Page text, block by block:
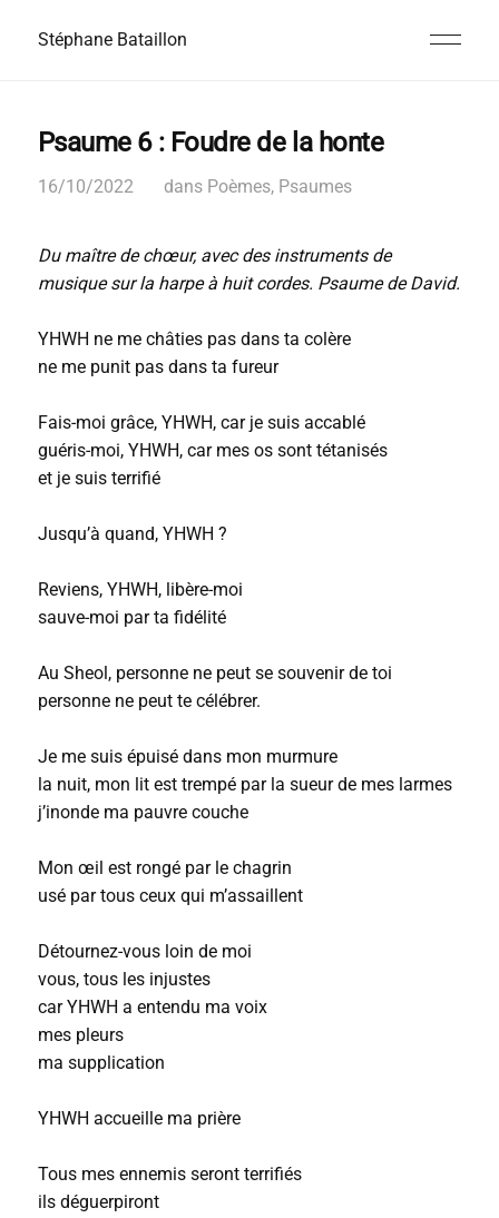
Stéphane Bataillon
Psaume 6 : Foudre de la honte
16/10/2022 dans Poèmes, Psaumes
Du maître de chœur, avec des instruments de
musique sur la harpe à huit cordes. Psaume de David.
YHWH ne me châties pas dans ta colère
ne me punit pas dans ta fureur
Fais-moi grâce, YHWH, car je suis accablé
guéris-moi, YHWH, car mes os sont tétanisés
et je suis terrifié
Jusqu’à quand, YHWH ?
Reviens, YHWH, libère-moi
sauve-moi par ta fidélité
Au Sheol, personne ne peut se souvenir de toi
personne ne peut te célébrer.
Je me suis épuisé dans mon murmure
la nuit, mon lit est trempé par la sueur de mes larmes
j’inonde ma pauvre couche
Mon œil est rongé par le chagrin
usé par tous ceux qui m’assaillent
Détournez-vous loin de moi
vous, tous les injustes
car YHWH a entendu ma voix
mes pleurs
ma supplication
YHWH accueille ma prière
Tous mes ennemis seront terrifiés
ils déguerpiront